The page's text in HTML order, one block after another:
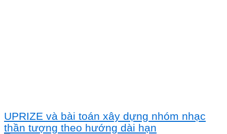
UPRIZE và bài toán xây dựng nhóm nhạc
thần tượng theo hướng dài hạn